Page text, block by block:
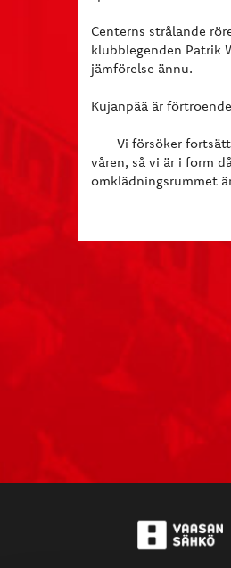
Centerns strålande
klubblegenden Patrik
jämförelse ännu.
Kujanpää är
- Vi försöker
våren, så vi är i form
omklädningsrummet